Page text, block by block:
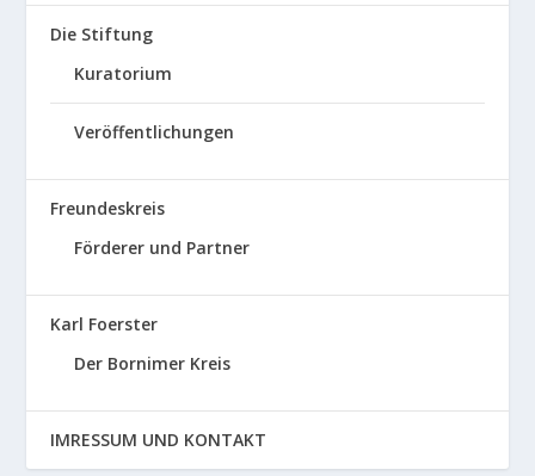
Die Stiftung
Kuratorium
Veröffentlichungen
Freundeskreis
Förderer und Partner
Karl Foerster
Der Bornimer Kreis
IMRESSUM UND KONTAKT